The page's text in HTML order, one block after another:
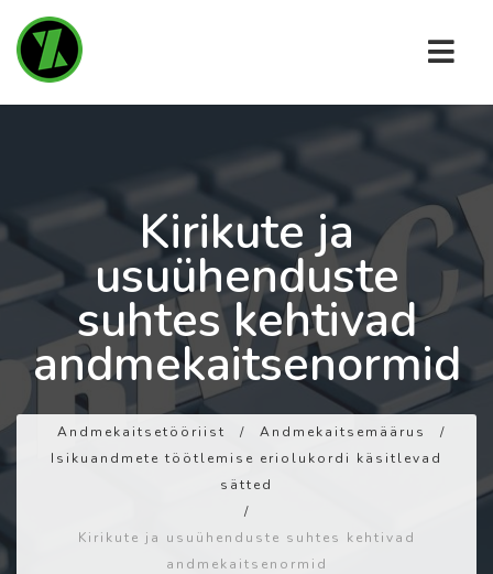
Kirikute ja
usuühenduste
suhtes kehtivad
andmekaitsenormid
Andmekaitsetööriist / Andmekaitsemäärus
/
Isikuandmete töötlemise eriolukordi käsitlevad
sätted
/
Kirikute ja usuühenduste suhtes kehtivad
andmekaitsenormid